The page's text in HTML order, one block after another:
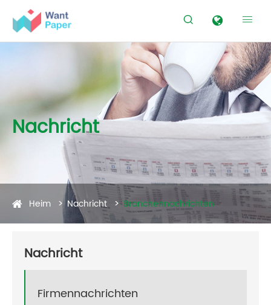
 
Nachricht
Heim Nachricht Branchennachrichten
Nachricht
Firmennachrichten